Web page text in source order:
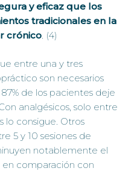
y eficaz que los
tradicionales en la
crónico. (4)
entre una y tres
son necesarios
de los pacientes deje
analgésicos, solo entre
lo consigue. Otros
5 y 10 sesiones de
notablemente el
en comparación con